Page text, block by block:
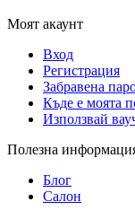
Моят акаунт
Вход
Регистрация
Забравена
Къде е моята
Използвай
Полезна
Блог
Салон